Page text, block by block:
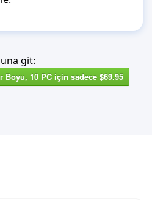
git:
Boyu, 10 PC için sadece $69.95